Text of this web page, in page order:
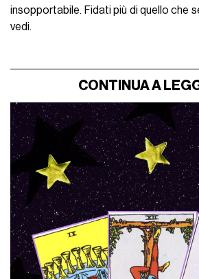
insopportabile. Fidati più di quello che
vedi.
CONTINUA A